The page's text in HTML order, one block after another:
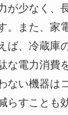
が少なく、
。また、家
ば、冷蔵庫
な電力消費
ない機器は
らすことも